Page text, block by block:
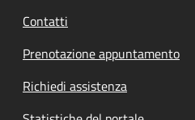
Contatti
Prenotazione appuntamento
Richiedi assistenza